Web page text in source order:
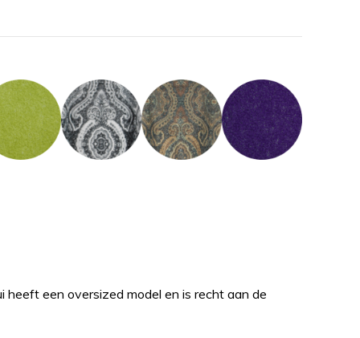
een oversized model en is recht aan de